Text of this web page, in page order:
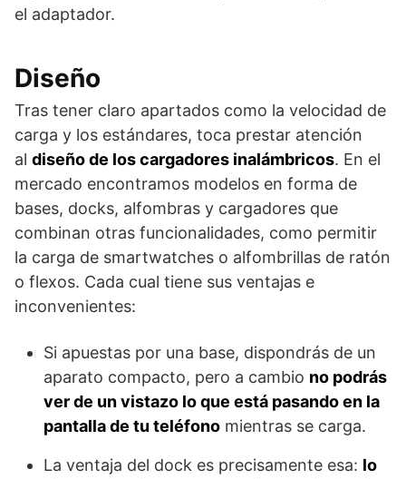
el adaptador.
Diseño
Tras tener claro apartados como la velocidad de
carga y los estándares, toca prestar atención
al diseño de los cargadores inalámbricos. En el
mercado encontramos modelos en forma de
bases, docks, alfombras y cargadores que
combinan otras funcionalidades, como permitir
la carga de smartwatches o alfombrillas de ratón
o flexos. Cada cual tiene sus ventajas e
inconvenientes:
Si apuestas por una base, dispondrás de un
aparato compacto, pero a cambio no podrás
ver de un vistazo lo que está pasando en la
pantalla de tu teléfono mientras se carga.
La ventaja del dock es precisamente esa: lo